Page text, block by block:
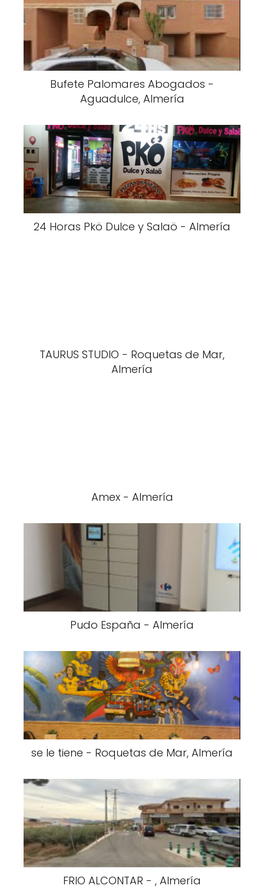
Bufete Palomares Abogados -
Aguadulce, Almería
24 Horas Pkö Dulce y Salaö - Almería
TAURUS STUDIO - Roquetas de Mar,
Almería
Amex - Almería
Pudo España - Almería
se le tiene - Roquetas de Mar, Almería
FRIO ALCONTAR - , Almería